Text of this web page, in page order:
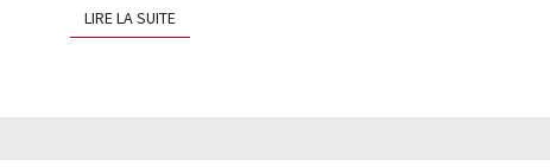
LIRE LA SUITELIRE LA SUITE